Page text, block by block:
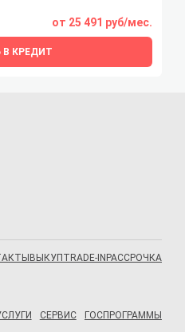
от 25 491 руб/мес.
В КРЕДИТ
ВЫКУП TRADE-IN РАССРОЧКА
СЕРВИС ГОСПРОГРАММЫ